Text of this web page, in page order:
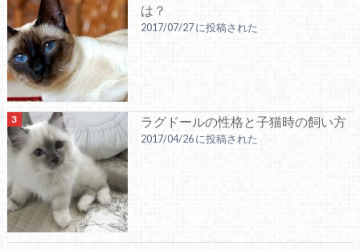
は？
2017/07/27 に投稿された
ラグドールの性格と子猫時の飼い方
2017/04/26 に投稿された